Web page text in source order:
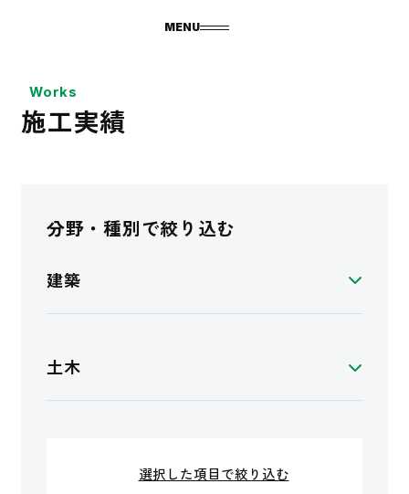
MENU
Works
施工実績
分野・種別で絞り込む
建築
土木
選択した項目で絞り込む